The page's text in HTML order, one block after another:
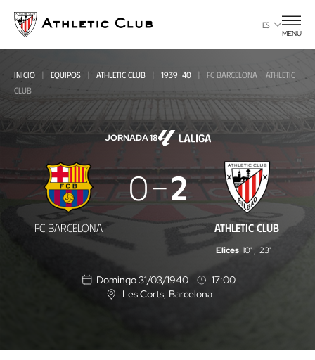
contenido
principal
ES
MENÚ
INICIO EQUIPOS ATHLETIC CLUB 1939-40
FC BARCELONA - ATHLETIC
CLUB
JORNADA 18
FC
Barcelona
-
Athletic
FC BARCELONA
0 2
ATHLETIC CLUB
Elices 10' , 23'
Domingo 31/03/1940
17:00
U
Les Corts, Barcelona